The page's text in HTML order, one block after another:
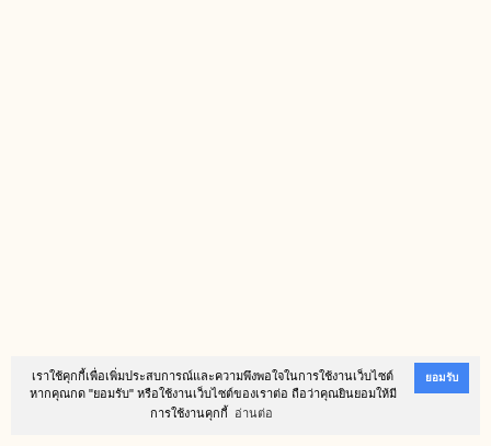
เราใช้คุกกี้เพื่อเพิ่มประสบการณ์และความพึงพอใจในการใช้งานเว็บไซต์
หากคุณกด "ยอมรับ" หรือใช้งานเว็บไซต์ของเราต่อ ถือว่าคุณยินยอมให้มี
การใช้งานคุกกี้
อ่านต่อ
ยอมรับ